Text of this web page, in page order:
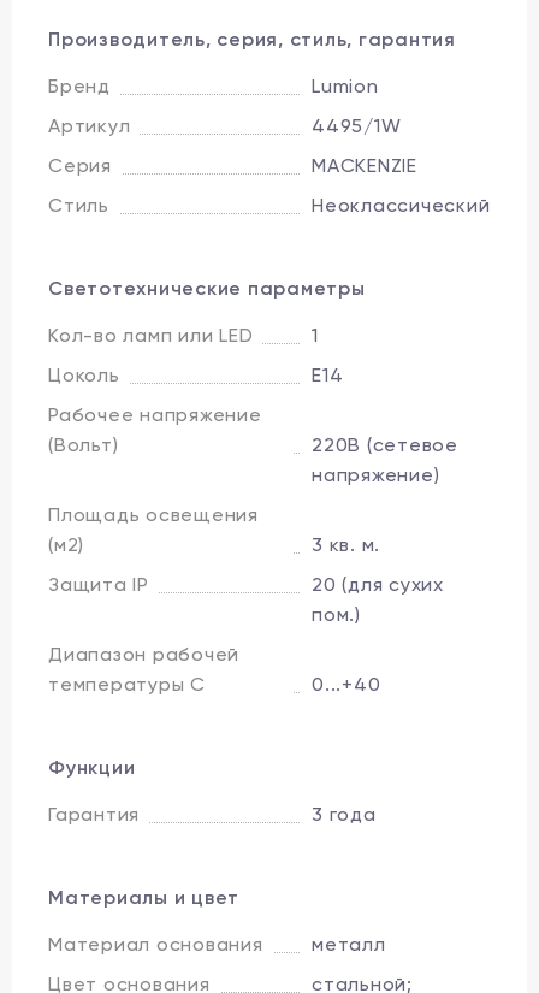
Производитель, серия, стиль, гарантия
Бренд
Lumion
Артикул
4495/1W
Серия
MACKENZIE
Стиль
Неоклассический
Светотехнические параметры
Кол-во ламп или LED
1
Цоколь
E14
Рабочее напряжение
(Вольт)
220В (сетевое
напряжение)
Площадь освещения
(м2)
3 кв. м.
Защита IP
20 (для сухих
пом.)
Диапазон рабочей
температуры C
0...+40
Функции
Гарантия 3 года
Материалы и цвет
Материал основания
металл
Цвет основания
стальной;